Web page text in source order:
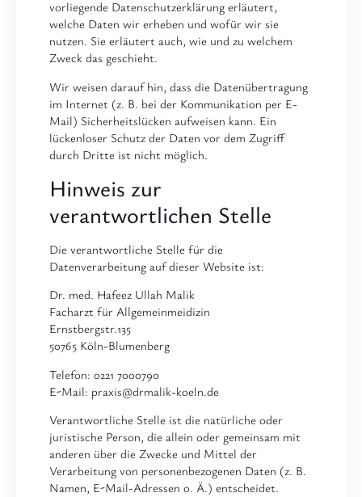
vorliegende Datenschutzerklärung erläutert,
welche Daten wir erheben und wofür wir sie
nutzen. Sie erläutert auch, wie und zu welchem
Zweck das geschieht.
Wir weisen darauf hin, dass die Datenübertragung
im Internet (z. B. bei der Kommunikation per E-
Mail) Sicherheitslücken aufweisen kann. Ein
lückenloser Schutz der Daten vor dem Zugriff
durch Dritte ist nicht möglich.
Hinweis zur
verantwortlichen Stelle
Die verantwortliche Stelle für die
Datenverarbeitung auf dieser Website ist:
Dr. med. Hafeez Ullah Malik
Facharzt für Allgemeinmeidizin
Ernstbergstr.135
50765 Köln-Blumenberg
Telefon: 0221 7000790
E-Mail: praxis@drmalik-koeln.de
Verantwortliche Stelle ist die natürliche oder
juristische Person, die allein oder gemeinsam mit
anderen über die Zwecke und Mittel der
Verarbeitung von personenbezogenen Daten (z. B.
Namen, E-Mail-Adressen o. Ä.) entscheidet.